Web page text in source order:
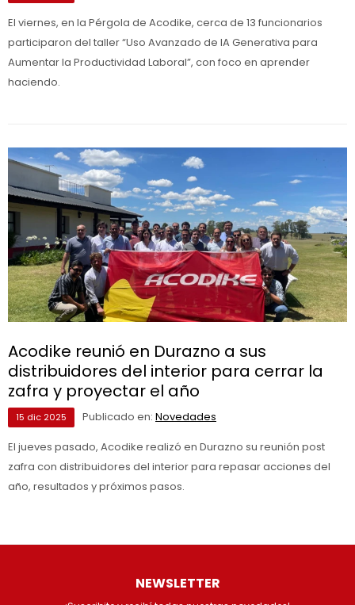
El viernes, en la Pérgola de Acodike, cerca de 13 funcionarios
participaron del taller “Uso Avanzado de IA Generativa para
Aumentar la Productividad Laboral”, con foco en aprender
haciendo.
Acodike reunió en Durazno a sus
distribuidores del interior para cerrar la
zafra y proyectar el año
15 dic 2025 Publicado en: Novedades
El jueves pasado, Acodike realizó en Durazno su reunión post
zafra con distribuidores del interior para repasar acciones del
año, resultados y próximos pasos.
NEWSLETTER